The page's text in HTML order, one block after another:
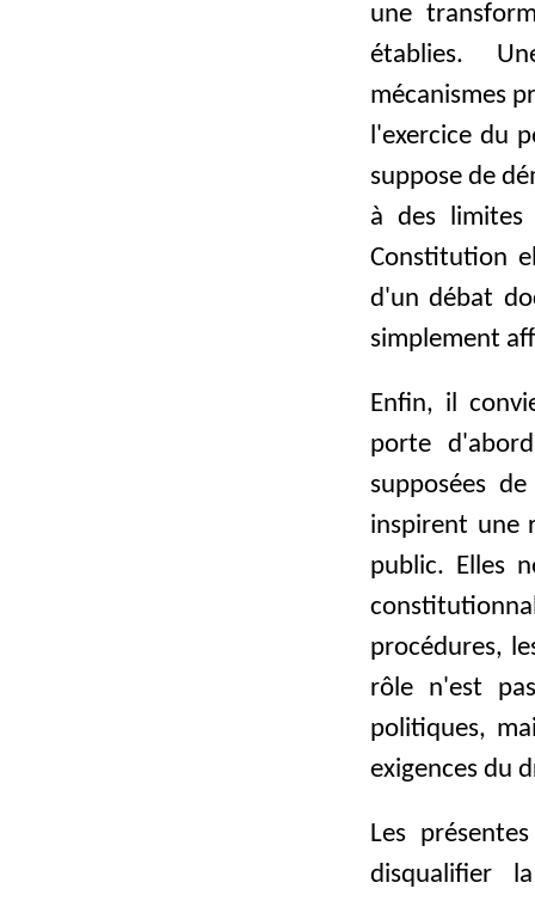
une
établies.
mécanismes
l'exercice du
suppose de
à des limites
Constitution
d'un débat
simplement
Enfin, il
porte
supposées
inspirent une
public. Elles
procédures,
rôle n'est
politiques,
exigences du
Les
disqualifier